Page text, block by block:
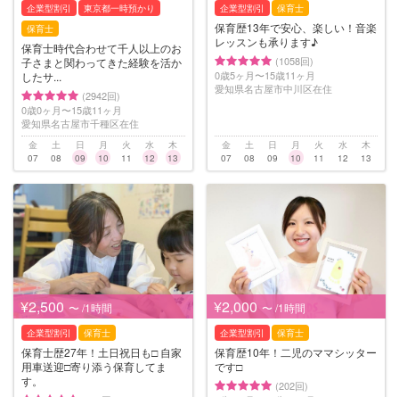
企業型割引
東京都一時預かり
保育士
保育士時代合わせて千人以上のお
子さまと関わってきた経験を活か
したサ...
(2942回)
0歳0ヶ月〜15歳11ヶ月
愛知県名古屋市千種区在住
金
07
土
08
日
09
月
10
火
11
水
12
木
13
企業型割引 保育士
保育歴13年で安心、楽しい！音楽
レッスンも承ります♪
(1058回)
0歳5ヶ月〜15歳11ヶ月
愛知県名古屋市中川区在住
金
07
土
08
日
09
月
10
火
11
水
12
木
13
¥2,500 〜 /1時間
企業型割引 保育士
保育士歴27年！土日祝日も□️ 自家
用車送迎□️寄り添う保育してま
す。
¥2,000 〜 /1時間
企業型割引 保育士
保育歴10年！二児のママシッター
です□︎
(202回)